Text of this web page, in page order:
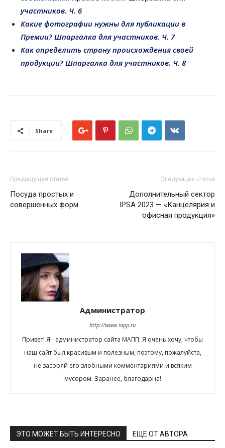
участников. Ч. 6
Какие фотографии нужны для публикации в
Премии? Шпаргалка для участников. Ч. 7
Как определить страну происхождения своей
продукции? Шпаргалка для участников. Ч. 8
Share
Предыдущая статья
Посуда простых и
совершенных форм
Следующая статья
Дополнительный сектор
IPSA 2023 — «Канцелярия и
офисная продукция»
Администратор
http://www.iapp.ru
Привет! Я - администратор сайта МАПП. Я очень хочу, чтобы
наш сайт был красивым и полезным, поэтому, пожалуйста,
не засоряй его злобными комментариями и всяким
мусором. Заранее, благодарна!
ЭТО МОЖЕТ БЫТЬ ИНТЕРЕСНО ЕЩЕ ОТ АВТОРА